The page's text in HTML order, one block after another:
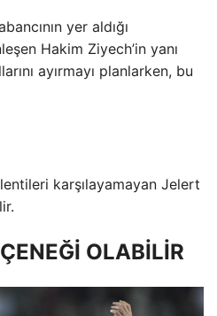
yer aldığı
Hakim Ziyech’in yanı
ayırmayı planlarken, bu
karşılayamayan Jelert
OLABİLİR